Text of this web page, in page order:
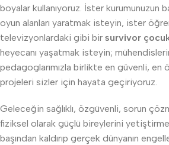
boyalar kullanıyoruz. İster kurumunuzun
oyun alanları yaratmak isteyin, ister
televizyonlardaki gibi bir survivor
heyecanı yaşatmak isteyin;
pedagoglarımızla birlikte en güvenli,
projeleri sizler için hayata geçiriyoruz.
Geleceğin sağlıklı, özgüvenli, sorun
fiziksel olarak güçlü bireylerini
başından kaldırıp gerçek dünyanın